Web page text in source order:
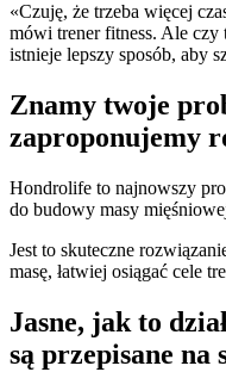
«Czuję, że trzeba więcej
mówi trener fitness. Ale
istnieje lepszy sposób, aby
Znamy twoje
zaproponujemy
Hondrolife to najnowszy
do budowy masy
Jest to skuteczne
masę, łatwiej osiągać cele
Jasne, jak to
są przepisane na